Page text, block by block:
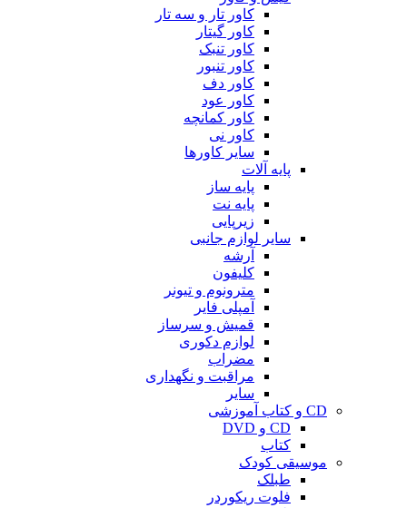
کاور تار و سه تار
کاور گیتار
کاور تنبک
کاور تنبور
کاور دف
کاور عود
کاور کمانچه
کاور نی
سایر کاورها
پایه آلات
پایه ساز
پایه نت
زیرپایی
سایر لوازم جانبی
آرشه
کلیفون
مترونوم و تیونر
آمپلی فایر
قمیش و سرساز
لوازم دکوری
مضراب
مراقبت و نگهداری
سایر
CD و کتاب آموزشی
CD و DVD
کتاب
موسیقی کودک
طبلک
فلوت ریکوردر